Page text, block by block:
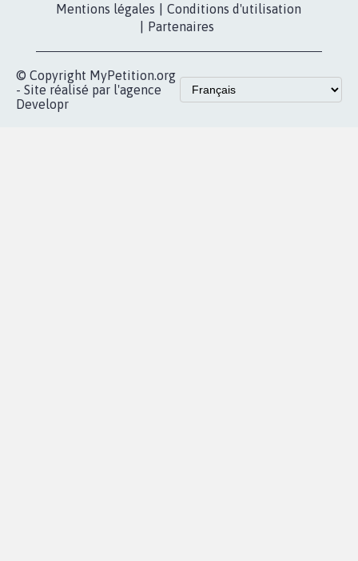
Mentions légales
Conditions d'utilisation
Partenaires
© Copyright MyPetition.org
- Site réalisé par l'agence
Developr